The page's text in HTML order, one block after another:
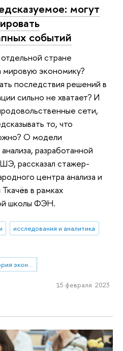
могут
событий
стране
мировую экономику?
последствия решений в
сильно не хватает? И
сети,
то, что
О модели
разработанной
рассказал стажер-
центра анализа и
в рамках
школы ФЭН.
исследования и аналитика
Проектно-учебная лаборатория экономической журналистики
15 февраля 2023